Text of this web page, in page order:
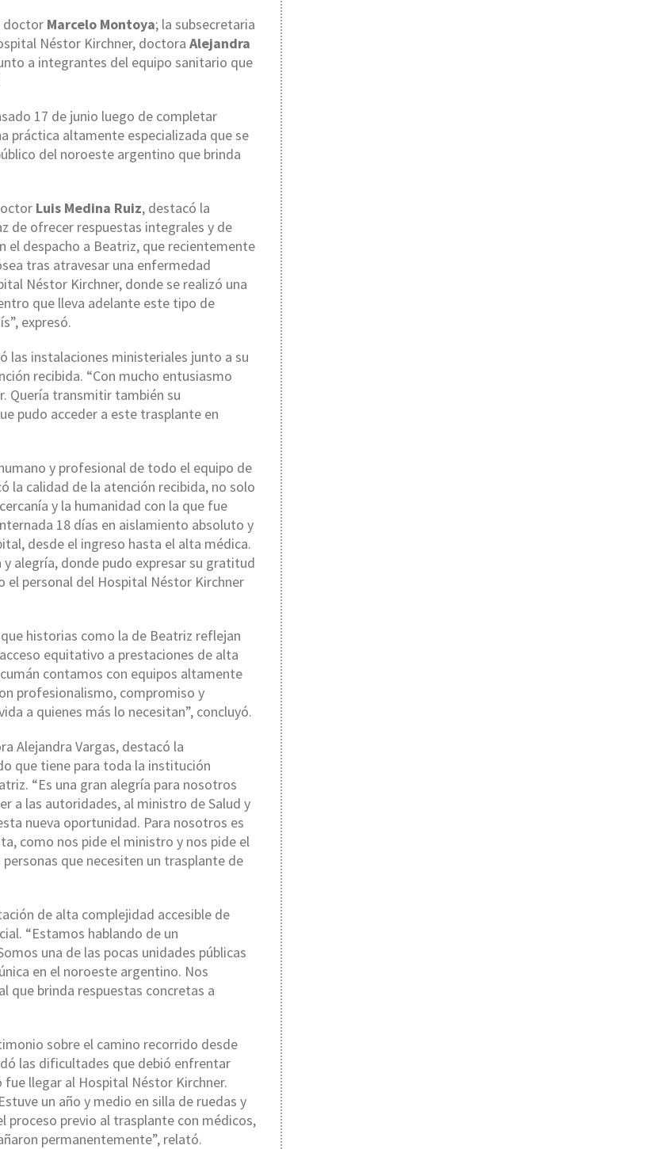
doctor Marcelo Montoya; la subsecretaria
Néstor Kirchner, doctora Alejandra
a integrantes del equipo sanitario que
17 de junio luego de completar
práctica altamente especializada que se
del noroeste argentino que brinda
Luis Medina Ruiz, destacó la
de ofrecer respuestas integrales y de
el despacho a Beatriz, que recientemente
tras atravesar una enfermedad
Néstor Kirchner, donde se realizó una
que lleva adelante este tipo de
expresó.
las instalaciones ministeriales junto a su
recibida. “Con mucho entusiasmo
Quería transmitir también su
pudo acceder a este trasplante en
y profesional de todo el equipo de
la calidad de la atención recibida, no solo
y la humanidad con la que fue
18 días en aislamiento absoluto y
desde el ingreso hasta el alta médica.
alegría, donde pudo expresar su gratitud
el personal del Hospital Néstor Kirchner
historias como la de Beatriz reflejan
equitativo a prestaciones de alta
contamos con equipos altamente
profesionalismo, compromiso y
a quienes más lo necesitan”, concluyó.
Alejandra Vargas, destacó la
que tiene para toda la institución
“Es una gran alegría para nosotros
a las autoridades, al ministro de Salud y
nueva oportunidad. Para nosotros es
como nos pide el ministro y nos pide el
que necesiten un trasplante de
de alta complejidad accesible de
“Estamos hablando de un
una de las pocas unidades públicas
en el noroeste argentino. Nos
que brinda respuestas concretas a
sobre el camino recorrido desde
las dificultades que debió enfrentar
llegar al Hospital Néstor Kirchner.
un año y medio en silla de ruedas y
previo al trasplante con médicos,
permanentemente”, relató.